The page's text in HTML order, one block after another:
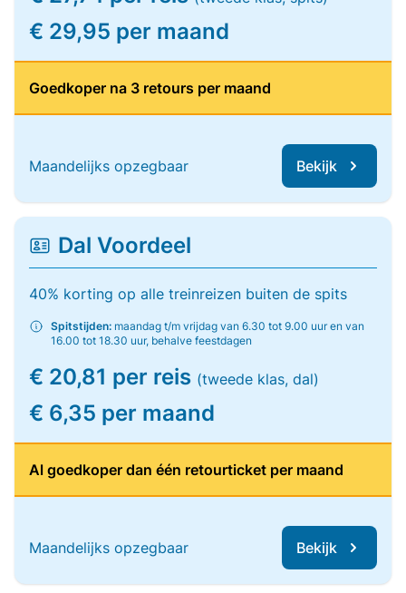
€ 29,95 per maand
Goedkoper na 3 retours per maand
Maandelijks opzegbaar Bekijk
Dal Voordeel
40% korting op alle treinreizen buiten de spits
Spitstijden: maandag t/m vrijdag van 6.30 tot 9.00 uur en van
16.00 tot 18.30 uur, behalve feestdagen
€ 20,81 per reis (tweede klas, dal)
€ 6,35 per maand
Al goedkoper dan één retourticket per maand
Maandelijks opzegbaar Bekijk